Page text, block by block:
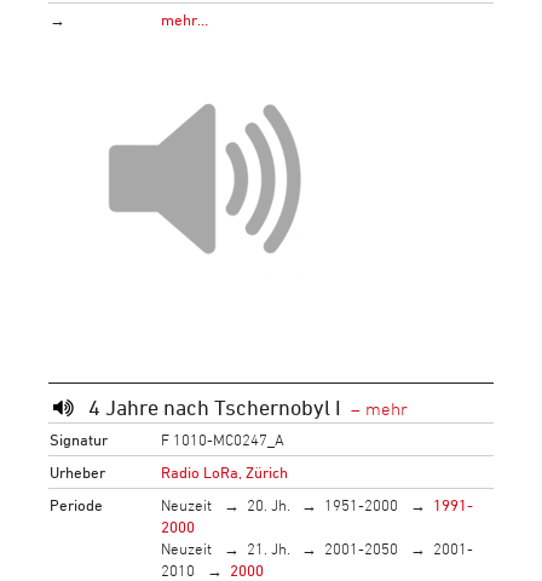
→
mehr…
4 Jahre nach Tschernobyl I
Signatur
F 1010-MC0247_A
Urheber
Radio LoRa, Zürich
Periode
Neuzeit 20. Jh. 1951-2000
1991-
2000
Neuzeit
21. Jh. 2001-2050
2001-
2010
2000